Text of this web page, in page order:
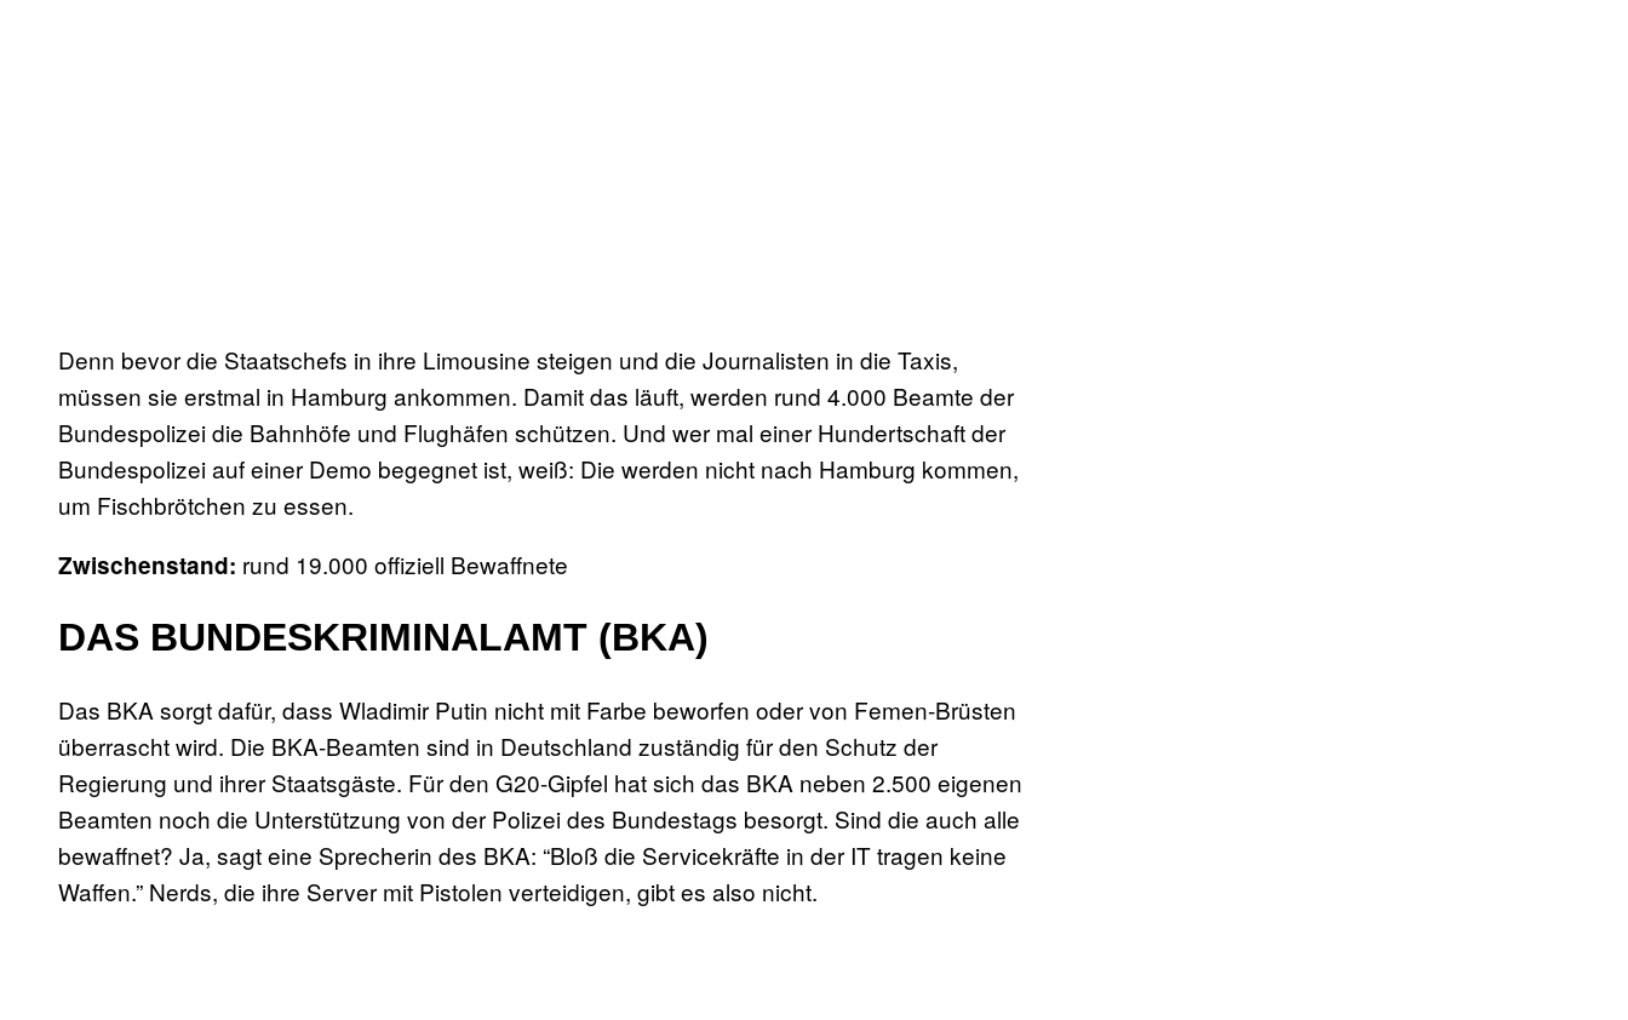
Denn bevor die Staatschefs in ihre Limousine steigen und die Journalisten in die Taxis,
müssen sie erstmal in Hamburg ankommen. Damit das läuft, werden rund 4.000 Beamte der
Bundespolizei die Bahnhöfe und Flughäfen schützen. Und wer mal einer Hundertschaft der
Bundespolizei auf einer Demo begegnet ist, weiß: Die werden nicht nach Hamburg kommen,
um Fischbrötchen zu essen.
Zwischenstand: rund 19.000 offiziell Bewaffnete
DAS BUNDESKRIMINALAMT (BKA)
Das BKA sorgt dafür, dass Wladimir Putin nicht mit Farbe beworfen oder von Femen-Brüsten
überrascht wird. Die BKA-Beamten sind in Deutschland zuständig für den Schutz der
Regierung und ihrer Staatsgäste. Für den G20-Gipfel hat sich das BKA neben 2.500 eigenen
Beamten noch die Unterstützung von der Polizei des Bundestags besorgt. Sind die auch alle
bewaffnet? Ja, sagt eine Sprecherin des BKA: “Bloß die Servicekräfte in der IT tragen keine
Waffen.” Nerds, die ihre Server mit Pistolen verteidigen, gibt es also nicht.